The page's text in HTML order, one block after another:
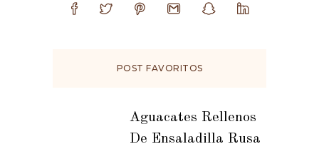
POST FAVORITOS
Aguacates Rellenos
De Ensaladilla Rusa